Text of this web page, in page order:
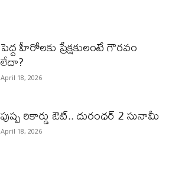
పెద్ద హీరోల‌కు ప్రేక్ష‌కులంటే గౌర‌వం
లేదా?
April 18, 2026
పుష్ప రికార్డు ఔట్‌.. దురంధ‌ర్ 2 సునామీ
April 18, 2026